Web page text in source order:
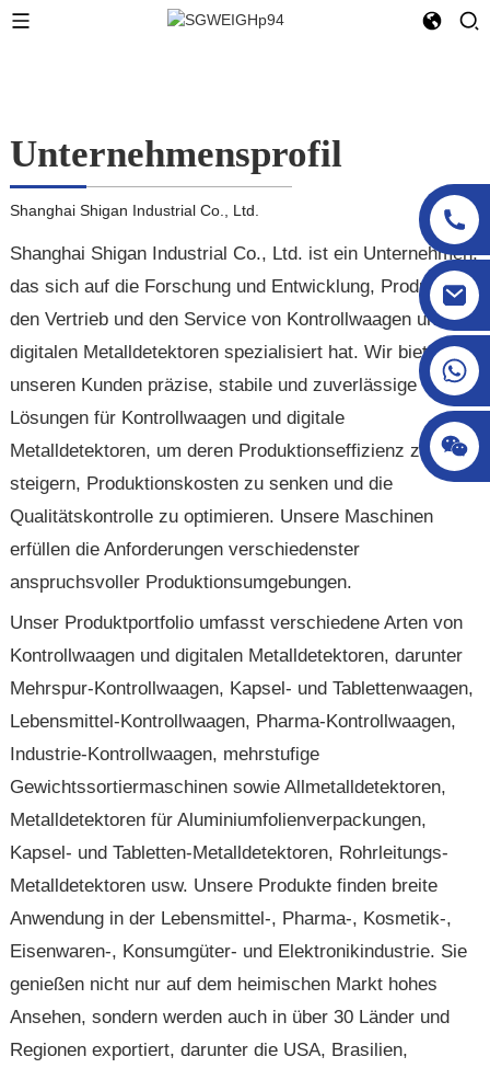
sgcheckweigher@gmail.com
Unternehmensprofil
Shanghai Shigan Industrial Co., Ltd.
Shanghai Shigan Industrial Co., Ltd. ist ein Unternehmen,
das sich auf die Forschung und Entwicklung, Produktion,
den Vertrieb und den Service von Kontrollwaagen und
digitalen Metalldetektoren spezialisiert hat. Wir bieten
unseren Kunden präzise, ​​stabile und zuverlässige
Lösungen für Kontrollwaagen und digitale
Metalldetektoren, um deren Produktionseffizienz zu
steigern, Produktionskosten zu senken und die
Qualitätskontrolle zu optimieren. Unsere Maschinen
erfüllen die Anforderungen verschiedenster
anspruchsvoller Produktionsumgebungen.
Unser Produktportfolio umfasst verschiedene Arten von
Kontrollwaagen und digitalen Metalldetektoren, darunter
Mehrspur-Kontrollwaagen, Kapsel- und Tablettenwaagen,
Lebensmittel-Kontrollwaagen, Pharma-Kontrollwaagen,
Industrie-Kontrollwaagen, mehrstufige
Gewichtssortiermaschinen sowie Allmetalldetektoren,
Metalldetektoren für Aluminiumfolienverpackungen,
Kapsel- und Tabletten-Metalldetektoren, Rohrleitungs-
Metalldetektoren usw. Unsere Produkte finden breite
Anwendung in der Lebensmittel-, Pharma-, Kosmetik-,
Eisenwaren-, Konsumgüter- und Elektronikindustrie. Sie
genießen nicht nur auf dem heimischen Markt hohes
Ansehen, sondern werden auch in über 30 Länder und
Regionen exportiert, darunter die USA, Brasilien,